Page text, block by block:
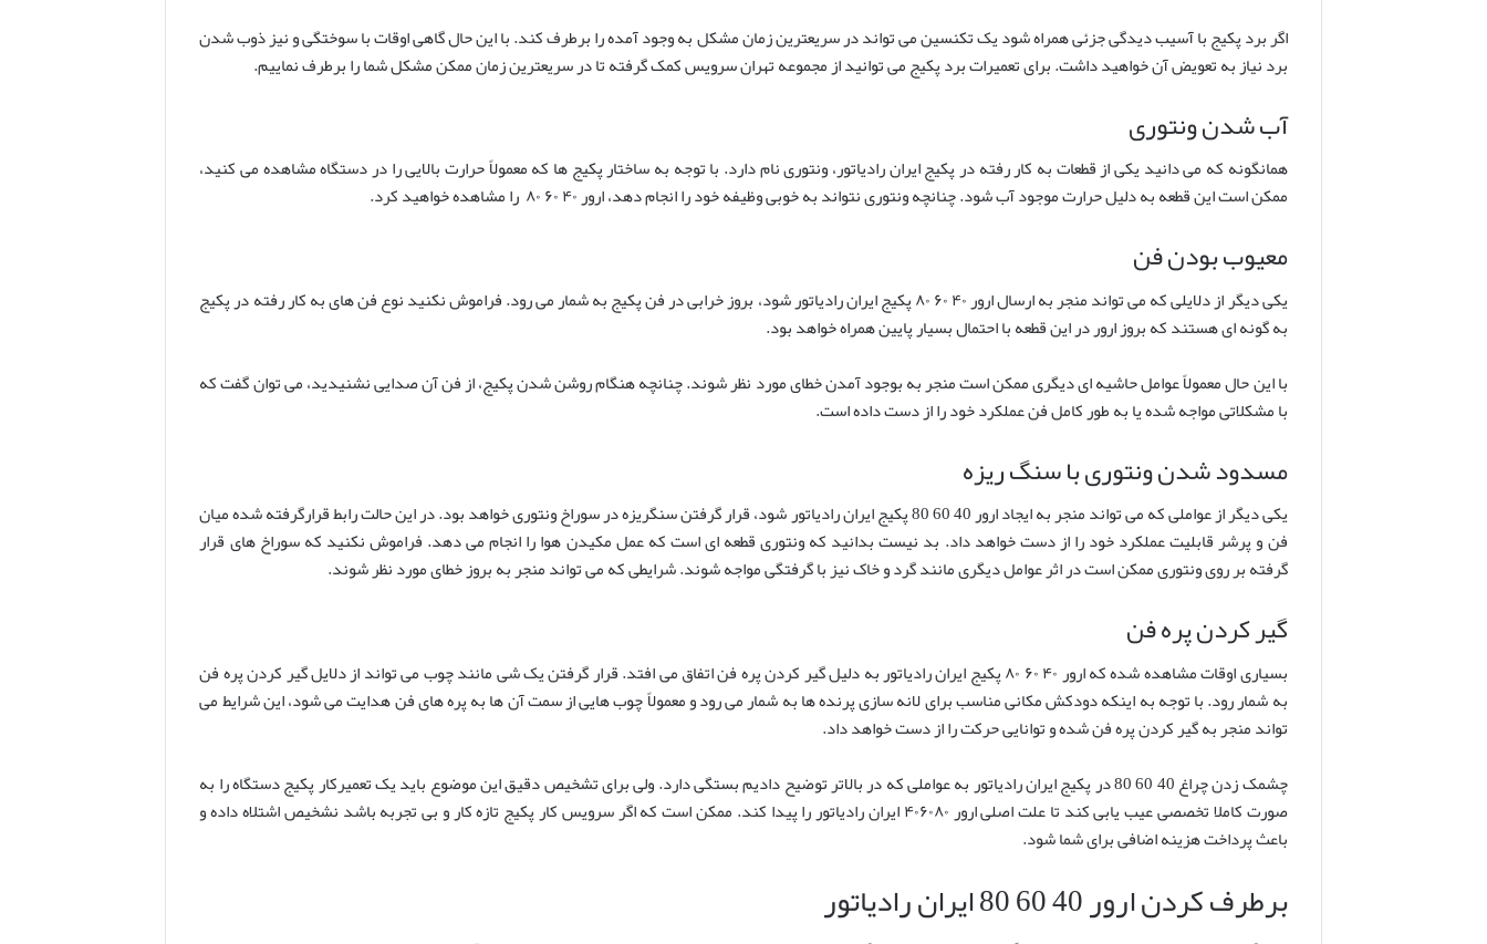
اگر برد پکیج با آسیب دیدگی جزئی همراه شود یک تکنسین می‌ تواند در سریعترین زمان مشکل به وجود آمده را برطرف کند. با این حال گاهی اوقات با سوختگی و نیز ذوب شدن
برد نیاز به تعویض آن خواهید داشت. برای تعمیرات برد پکیج می توانید از مجموعه تهران سرویس کمک گرفته تا در سریعترین زمان ممکن مشکل شما را برطرف نماییم.
آب شدن ونتوری
همانگونه که می دانید یکی از قطعات به کار رفته در پکیج ایران رادیاتور، ونتوری نام دارد. با توجه به ساختار پکیج ها که معمولاً حرارت بالایی را در دستگاه مشاهده می کنید،
ممکن است این قطعه به دلیل حرارت موجود آب شود. چنانچه ونتوری نتواند به خوبی وظیفه خود را انجام دهد، ارور ۴۰ ۶۰ ۸۰ را مشاهده خواهید کرد.
معیوب بودن فن
یکی دیگر از دلایلی که می‌ تواند منجر به ارسال ارور ۴۰ ۶۰ ۸۰ پکیج ایران رادیاتور شود، بروز خرابی در فن پکیج به شمار می رود. فراموش نکنید نوع فن های به کار رفته در پکیج
به گونه ای هستند که بروز ارور در این قطعه با احتمال بسیار پایین همراه خواهد بود.
با این حال معمولاً عوامل حاشیه ای دیگری ممکن است منجر به بوجود آمدن خطای مورد نظر شوند. چنانچه هنگام روشن شدن پکیج، از فن آن صدایی نشنیدید، می توان گفت که
با مشکلاتی مواجه شده یا به طور کامل فن عملکرد خود را از دست داده است.
مسدود شدن ونتوری با سنگ ریزه
یکی دیگر از عواملی که می تواند منجر به ایجاد ارور 40 60 80 پکیج ایران رادیاتور شود، قرار گرفتن سنگریزه در سوراخ ونتوری خواهد بود. در این حالت رابط قرارگرفته شده میان
فن و پرشر قابلیت عملکرد خود را از دست خواهد داد. بد نیست بدانید که ونتوری قطعه ‌ای است که عمل مکیدن هوا را انجام می دهد. فراموش نکنید که سوراخ های قرار
گرفته بر روی ونتوری ممکن است در اثر عوامل دیگری مانند گرد و خاک نیز با گرفتگی مواجه شوند. شرایطی که می ‌تواند منجر به بروز خطای مورد نظر شوند.
گیر کردن پره فن
بسیاری اوقات مشاهده شده که ارور ۴۰ ۶۰ ۸۰ پکیج ایران رادیاتور به دلیل گیر کردن پره فن اتفاق می افتد. قرار گرفتن یک شی مانند چوب می ‌تواند از دلایل گیر کردن پره فن
به شمار رود. با توجه به اینکه دودکش مکانی مناسب برای لانه سازی پرنده ها به شمار می رود و معمولاً چوب هایی از سمت آن ها به پره های فن هدایت می شود، این شرایط می
تواند منجر به گیر کردن پره فن شده و توانایی حرکت را از دست خواهد داد.
چشمک زدن چراغ 40 60 80 در پکیج ایران رادیاتور به عواملی که در بالاتر توضیح دادیم بستگی دارد. ولی برای تشخیص دقیق این موضوع باید یک تعمیرکار پکیج دستگاه را به
صورت کاملا تخصصی عیب یابی کند تا علت اصلی ارور ۴۰۶۰۸۰ ایران رادیاتور را پیدا کند. ممکن است که اگر سرویس کار پکیج تازه کار و بی تجربه باشد نشخیص اشتلاه داده و
باعث پرداخت هزینه اضافی برای شما شود.
برطرف کردن ارور 40 60 80 ایران رادیاتور